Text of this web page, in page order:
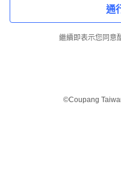
通
繼續即表示您同意
©Coupang